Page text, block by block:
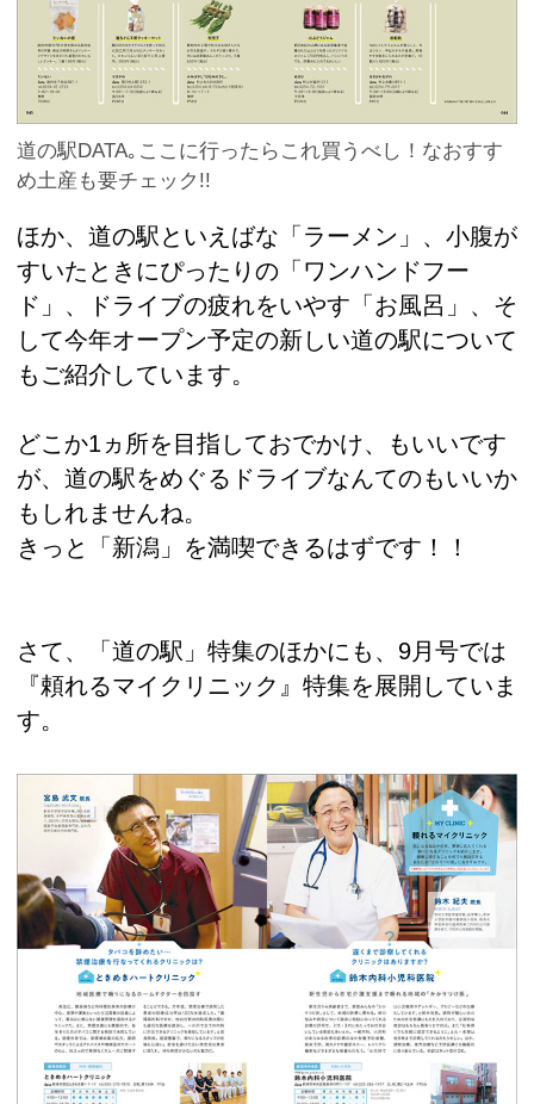
道の駅DATA｡ここに行ったらこれ買うべし！なおすす
め土産も要チェック!!
ほか、道の駅といえばな「ラーメン」、小腹が
すいたときにぴったりの「ワンハンドフー
ド」、ドライブの疲れをいやす「お風呂」、そ
して今年オープン予定の新しい道の駅について
もご紹介しています。
どこか1ヵ所を目指しておでかけ、もいいです
が、道の駅をめぐるドライブなんてのもいいか
もしれませんね。
きっと「新潟」を満喫できるはずです！！
さて、「道の駅」特集のほかにも、9月号では
『頼れるマイクリニック』特集を展開していま
す。